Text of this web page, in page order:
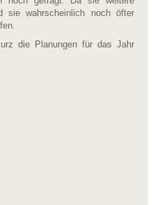
sie wahrscheinlich noch öfter
die Planungen für das Jahr